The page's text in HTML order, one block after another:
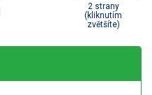
2 strany
(kliknutím
zvětšíte)